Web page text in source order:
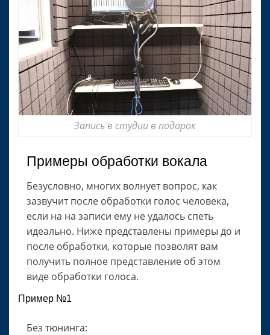
Запись в студии в подарок
Примеры обработки вокала
Безусловно, многих волнует вопрос, как
зазвучит после обработки голос человека,
если на на записи ему не удалось спеть
идеально. Ниже представлены примеры до и
после обработки, которые позволят вам
получить полное представление об этом
виде обработки голоса.
Пример №1
Без тюнинга: